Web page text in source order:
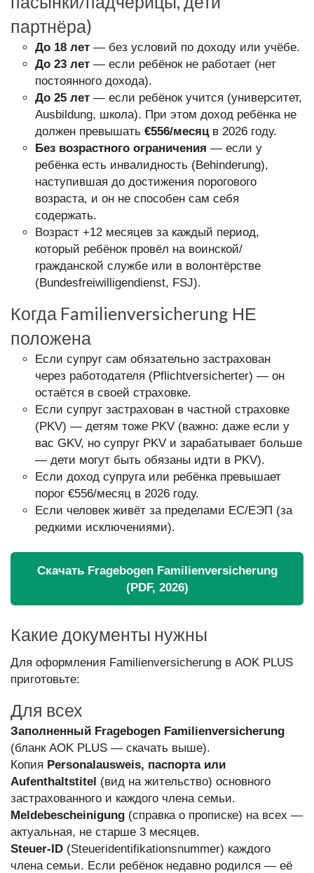
партнёра)
До 18 лет — без условий по доходу или учёбе.
До 23 лет — если ребёнок не работает (нет
постоянного дохода).
До 25 лет — если ребёнок учится (университет,
Ausbildung, школа). При этом доход ребёнка не
должен превышать €556/месяцв 2026 году.
Без возрастного ограничения — если у
ребёнка есть инвалидность (Behinderung),
наступившая до достижения порогового
возраста, и он не способен сам себя
содержать.
Возраст +12 месяцев за каждый период,
который ребёнок провёл на воинской/
гражданской службе или в волонтёрстве
(Bundesfreiwilligendienst, FSJ).
Когда Familienversicherung НЕ
положена
Если супруг сам обязательно застрахован
через работодателя (Pflichtversicherter) — он
остаётся в своей страховке.
Если супруг застрахован в частной страховке
(PKV) — детям тоже PKV (важно: даже если у
вас GKV, но супруг PKV и зарабатывает больше
— дети могут быть обязаны идти в PKV).
Если доход супруга или ребёнка превышает
порог €556/месяц в 2026 году.
Если человек живёт за пределами ЕС/ЕЭП (за
редкими исключениями).
Скачать Fragebogen Familienversicherung
(PDF, 2026)
Какие документы нужны
Для оформления Familienversicherung в AOK PLUS
приготовьте:
Для всех
Заполненный Fragebogen Familienversicherung
(бланк AOK PLUS — скачать выше).
Копия Personalausweis, паспорта или
Aufenthaltstitel (вид на жительство) основного
застрахованного и каждого члена семьи.
Meldebescheinigung (справка о прописке) на всех —
актуальная, не старше 3 месяцев.
Steuer-ID (Steueridentifikationsnummer) каждого
члена семьи. Если ребёнок недавно родился — её